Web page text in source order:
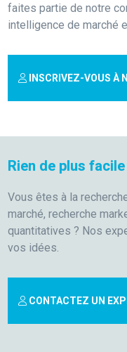
faites partie de notre
intelligence de marché
INSCRIVEZ-VOUS À
Rien de plus facile
Vous êtes à la
marché, recherche
quantitatives ? Nos
vos idées.
CONTACTEZ UN